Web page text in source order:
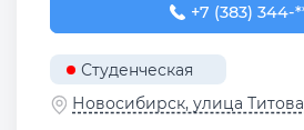
+7 (383) 344-
+7 (383) 344-
Студенческая
Новосибирск, улица